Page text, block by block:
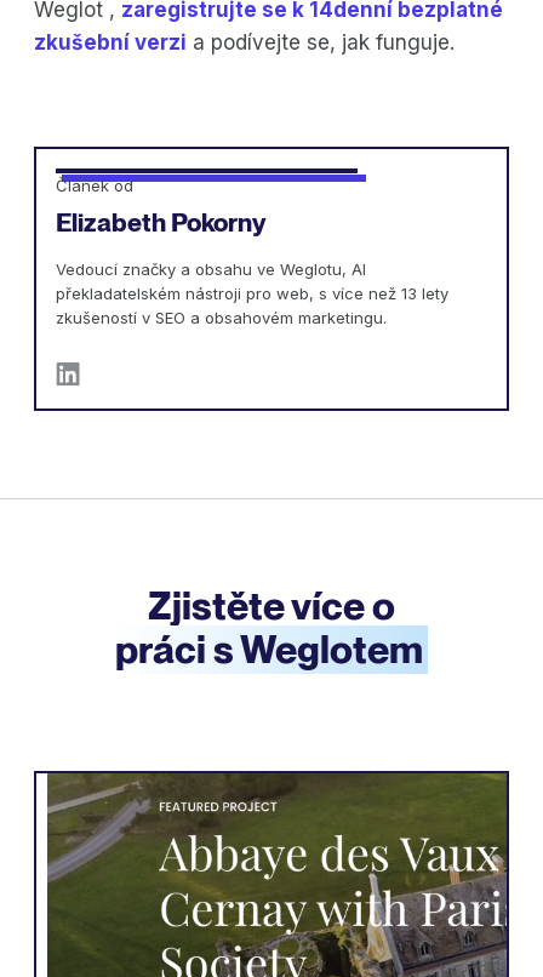
Weglot , zaregistrujte se k 14denní bezplatné
zkušební verzi a podívejte se, jak funguje.
Článek od
Elizabeth Pokorny
Vedoucí značky a obsahu ve Weglotu, AI
překladatelském nástroji pro web, s více než 13 lety
zkušeností v SEO a obsahovém marketingu.
Zjistěte více o
práci s Weglotem